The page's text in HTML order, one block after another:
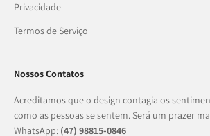
Privacidade
Termos de Serviço
Nossos Contatos
Acreditamos que o design contagia os
como as pessoas se sentem. Será um prazer
WhatsApp: (47) 98815-0846